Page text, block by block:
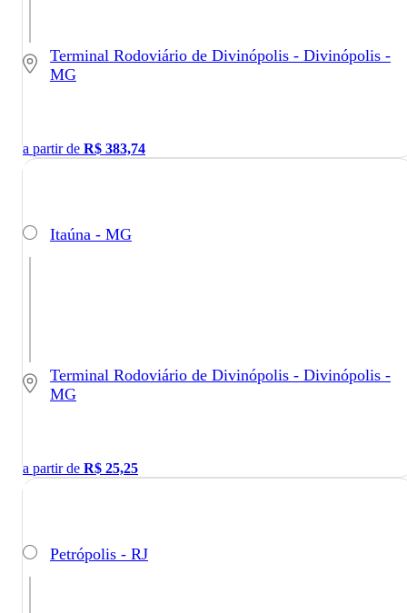
Terminal Rodoviário de Divinópolis - Divinópolis -
MG
a partir de R$ 383,74
Itaúna - MG
Terminal Rodoviário de Divinópolis - Divinópolis -
MG
a partir de R$ 25,25
Petrópolis - RJ